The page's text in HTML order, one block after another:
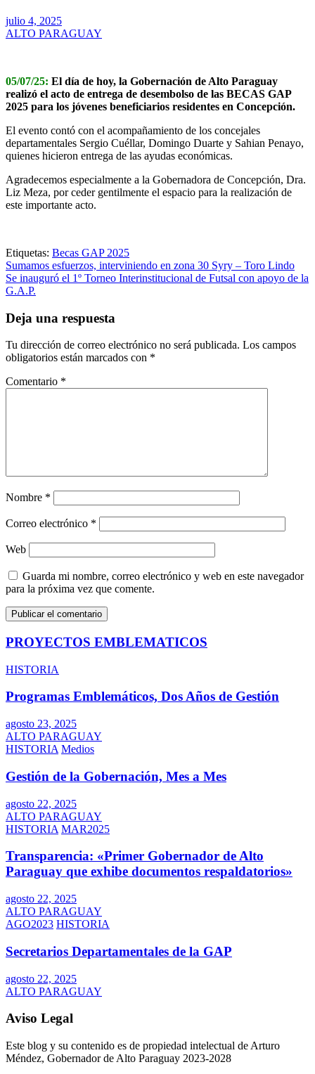
julio 4, 2025
ALTO PARAGUAY
05/07/25: El día de hoy, la Gobernación de Alto Paraguay
realizó el acto de entrega de desembolso de las BECAS GAP
2025 para los jóvenes beneficiarios residentes en Concepción.
El evento contó con el acompañamiento de los concejales
departamentales Sergio Cuéllar, Domingo Duarte y Sahian Penayo,
quienes hicieron entrega de las ayudas económicas.
Agradecemos especialmente a la Gobernadora de Concepción, Dra.
Liz Meza, por ceder gentilmente el espacio para la realización de
este importante acto.
Etiquetas: Becas GAP 2025
Navegación
de
Sumamos esfuerzos, interviniendo en zona 30 Syry – Toro Lindo
Se inauguró el 1º Torneo Interinstitucional de Futsal con apoyo de la
G.A.P.
Deja una respuesta
Tu dirección de correo electrónico no será publicada. Los campos
obligatorios están marcados con *
Comentario *
Nombre *
Correo electrónico *
Web
Guarda mi nombre, correo electrónico y web en este navegador
para la próxima vez que comente.
PROYECTOS EMBLEMATICOS
HISTORIA
Programas Emblemáticos, Dos Años de Gestión
agosto 23, 2025
ALTO PARAGUAY
HISTORIA Medios
Gestión de la Gobernación, Mes a Mes
agosto 22, 2025
ALTO PARAGUAY
HISTORIA MAR2025
Transparencia: «Primer Gobernador de Alto
Paraguay que exhibe documentos respaldatorios»
agosto 22, 2025
ALTO PARAGUAY
AGO2023 HISTORIA
Secretarios Departamentales de la GAP
agosto 22, 2025
ALTO PARAGUAY
Aviso Legal
Este blog y su contenido es de propiedad intelectual de Arturo
Méndez, Gobernador de Alto Paraguay 2023-2028